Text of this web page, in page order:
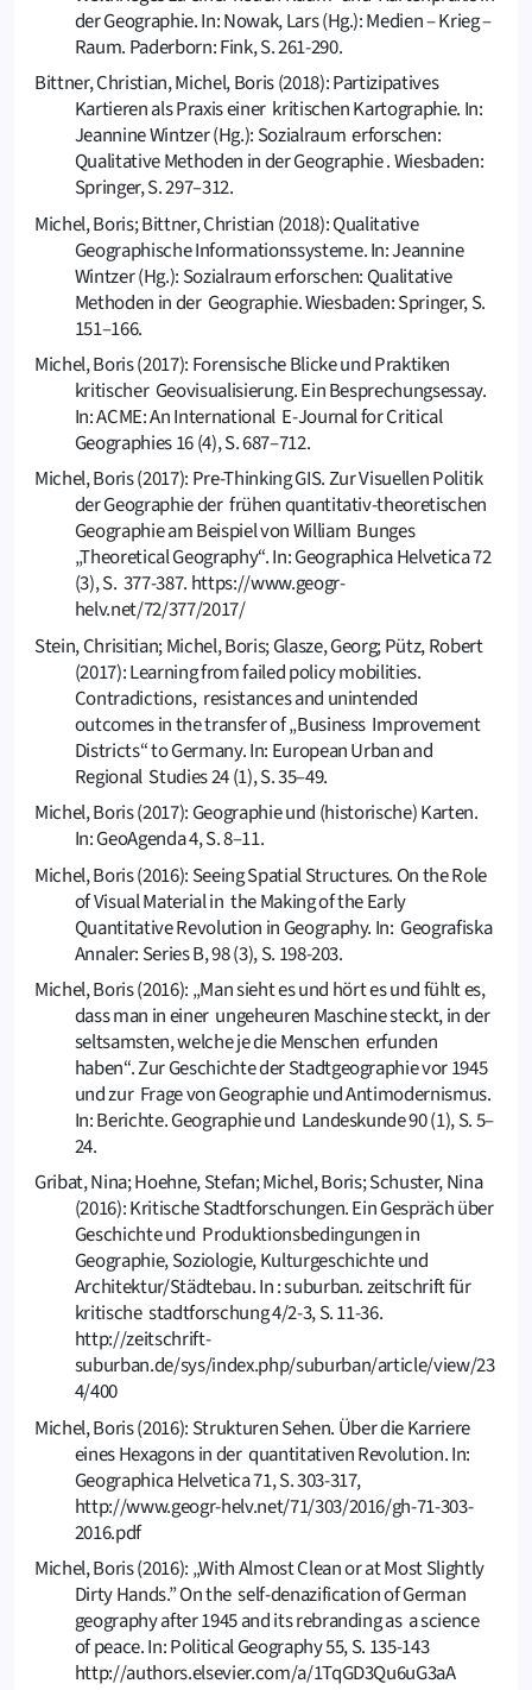
der Geographie. In: Nowak, Lars (Hg.): Medien – Krieg –
Raum. Paderborn: Fink, S. 261-290.
Bittner, Christian, Michel, Boris (2018): Partizipatives
Kartieren als Praxis einer kritischen Kartographie. In:
Jeannine Wintzer (Hg.): Sozialraum erforschen:
Qualitative Methoden in der Geographie . Wiesbaden:
Springer, S. 297–312.
Michel, Boris; Bittner, Christian (2018): Qualitative
Geographische Informationssysteme. In: Jeannine
Wintzer (Hg.): Sozialraum erforschen: Qualitative
Methoden in der Geographie. Wiesbaden: Springer, S.
151–166.
Michel, Boris (2017): Forensische Blicke und Praktiken
kritischer Geovisualisierung. Ein Besprechungsessay.
In: ACME: An International E-Journal for Critical
Geographies 16 (4), S. 687–712.
Michel, Boris (2017): Pre-Thinking GIS. Zur Visuellen Politik
der Geographie der frühen quantitativ-theoretischen
Geographie am Beispiel von William Bunges
„Theoretical Geography“. In: Geographica Helvetica 72
(3), S. 377-387. https://www.geogr-
helv.net/72/377/2017/
Stein, Chrisitian; Michel, Boris; Glasze, Georg; Pütz, Robert
(2017): Learning from failed policy mobilities.
Contradictions, resistances and unintended
outcomes in the transfer of „Business Improvement
Districts“ to Germany. In: European Urban and
Regional Studies 24 (1), S. 35–49.
Michel, Boris (2017): Geographie und (historische) Karten.
In: GeoAgenda 4, S. 8–11.
Michel, Boris (2016): Seeing Spatial Structures. On the Role
of Visual Material in the Making of the Early
Quantitative Revolution in Geography. In: Geografiska
Annaler: Series B, 98 (3), S. 198-203.
Michel, Boris (2016): „Man sieht es und hört es und fühlt es,
dass man in einer ungeheuren Maschine steckt, in der
seltsamsten, welche je die Menschen erfunden
haben“. Zur Geschichte der Stadtgeographie vor 1945
und zur Frage von Geographie und Antimodernismus.
In: Berichte. Geographie und Landeskunde 90 (1), S. 5–
24.
Gribat, Nina; Hoehne, Stefan; Michel, Boris; Schuster, Nina
(2016): Kritische Stadtforschungen. Ein Gespräch über
Geschichte und Produktionsbedingungen in
Geographie, Soziologie, Kulturgeschichte und
Architektur/Städtebau. In : suburban. zeitschrift für
kritische stadtforschung 4/2-3, S. 11-36.
http://zeitschrift-
suburban.de/sys/index.php/suburban/article/view/23
4/400
Michel, Boris (2016): Strukturen Sehen. Über die Karriere
eines Hexagons in der quantitativen Revolution. In:
Geographica Helvetica 71, S. 303-317,
http://www.geogr-helv.net/71/303/2016/gh-71-303-
2016.pdf
Michel, Boris (2016): „With Almost Clean or at Most Slightly
Dirty Hands.” On the self-denazification of German
geography after 1945 and its rebranding as a science
of peace. In: Political Geography 55, S. 135-143
http://authors.elsevier.com/a/1TqGD3Qu6uG3aA